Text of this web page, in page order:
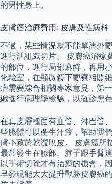
的男性身上。
皮膚癌治療費用: 皮膚及性病科
不過，某些情況就不能單憑外
進行活組織切片。 皮膚癌治療
的部位，進行局部麻醉，再用
化驗室，在顯微鏡下觀察相關
瘤需要綜合相關專家意見，第
織進行病理學檢驗，以確診黑色
在真皮層裡面有血管、淋巴管
些腺體可以產生汗液，幫助我
膚不致於乾澀脫皮。 皮膚癌所
最常發生在臉部、脖子跟手臂
以手術切除才有治癒的機會，
早發現能大大提升戰勝皮膚癌